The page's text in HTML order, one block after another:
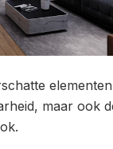
maar ook